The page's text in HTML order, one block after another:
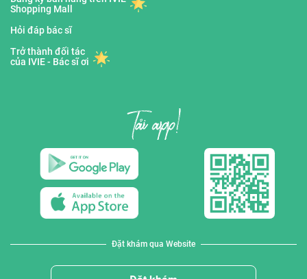
Shopping Mall
Hỏi đáp bác sĩ
Trở thành đối tác
của IVIE - Bác sĩ ơi
Đặt khám qua Website